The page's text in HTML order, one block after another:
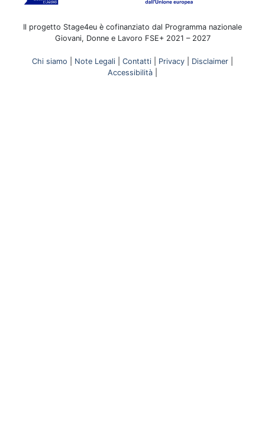
Il progetto Stage4eu è cofinanziato dal Programma nazionale
Giovani, Donne e Lavoro FSE+ 2021 – 2027
Chi siamo Note Legali Contatti Privacy Disclaimer
Accessibilità